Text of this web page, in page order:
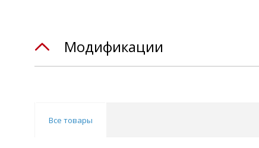
Модификации
Все товары